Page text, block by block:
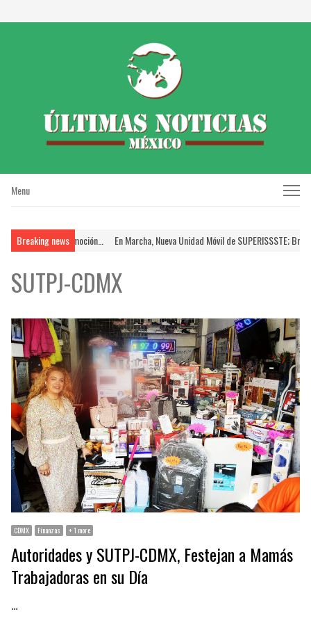
Menu
Menu
Breaking news
de Promoción… En Marcha, Nueva Unidad Móvil de SUPERISSSTE; Brinda
SUTPJ-CDMX
CDMX Finanzas + 1 more
Autoridades y SUTPJ-CDMX, Festejan a Mamás
Trabajadoras en su Día
…